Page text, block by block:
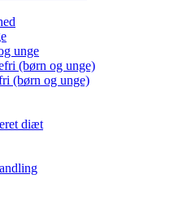
unge
(børn og unge)
(børn og unge)
diæt